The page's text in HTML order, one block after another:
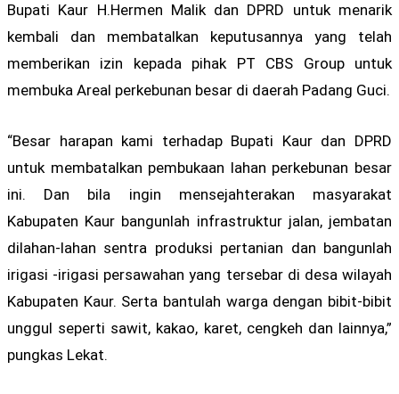
Bupati Kaur H.Hermen Malik dan DPRD untuk menarik
kembali dan membatalkan keputusannya yang telah
memberikan izin kepada pihak PT CBS Group untuk
membuka Areal perkebunan besar di daerah Padang Guci.
“Besar harapan kami terhadap Bupati Kaur dan DPRD
untuk membatalkan pembukaan lahan perkebunan besar
ini. Dan bila ingin mensejahterakan masyarakat
Kabupaten Kaur bangunlah infrastruktur jalan, jembatan
dilahan-lahan sentra produksi pertanian dan bangunlah
irigasi -irigasi persawahan yang tersebar di desa wilayah
Kabupaten Kaur. Serta bantulah warga dengan bibit-bibit
unggul seperti sawit, kakao, karet, cengkeh dan lainnya,”
pungkas Lekat.